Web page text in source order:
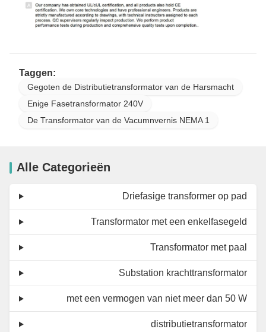
Taggen:
Gegoten de Distributietransformator van de Harsmacht
Enige Fasetransformator 240V
De Transformator van de Vacumnvernis NEMA 1
Alle Categorieën
Driefasige transformer op pad
Transformator met een enkelfasegeld
Transformator met paal
Substation krachttransformator
met een vermogen van niet meer dan 50 W
distributietransformator